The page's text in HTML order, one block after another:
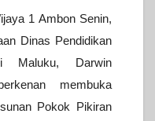
1 Ambon Senin,
Dinas Pendidikan
Maluku, Darwin
membuka
Pokok Pikiran